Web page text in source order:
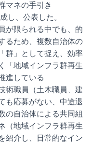
マネの手引き
し、公表した。
が限られる中でも、的
るため、複数自治体の
群」として捉え、効率
「地域インフラ群再生
進している
術職員（土木職員、建
も応募がない、中途退
の自治体による共同組
（地域インフラ群再生
紹介し、日常的なイン